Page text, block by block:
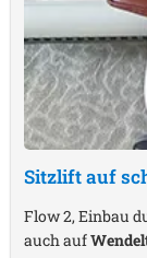
Sitzlift auf
Flow 2, Einbau
auch auf